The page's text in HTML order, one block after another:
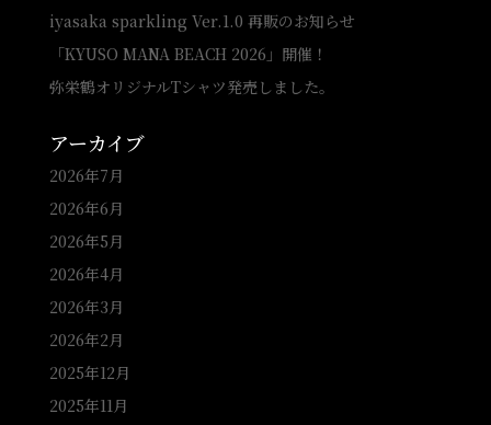
iyasaka sparkling Ver.1.0 再販のお知らせ
「KYUSO MANA BEACH 2026」開催！
弥栄鶴オリジナルTシャツ発売しました。
アーカイブ
2026年7月
2026年6月
2026年5月
2026年4月
2026年3月
2026年2月
2025年12月
2025年11月